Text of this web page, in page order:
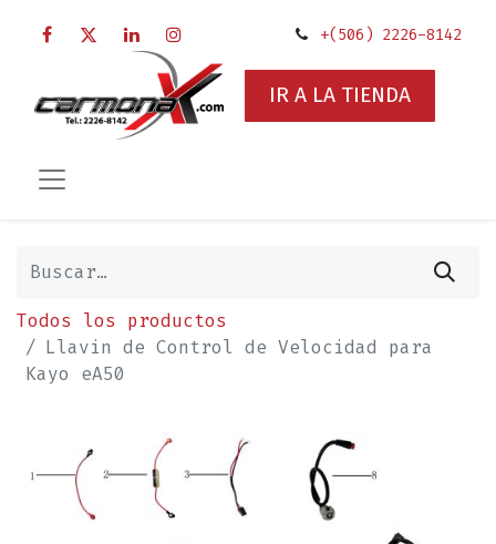
+(506) 2226-8142
IR A LA TIENDA
Todos los productos
Llavin de Control de Velocidad para
Kayo eA50